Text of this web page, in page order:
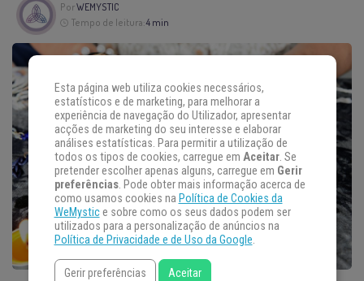
PorWEMYSTIC
Tempo de leitura:4 min
Esta página web utiliza cookies necessários,
estatísticos e de marketing, para melhorar a
experiência de navegação do Utilizador, apresentar
acções de marketing do seu interesse e elaborar
análises estatísticas. Para permitir a utilização de
todos os tipos de cookies, carregue em Aceitar. Se
pretender escolher apenas alguns, carregue em Gerir
preferências. Pode obter mais informação acerca de
como usamos cookies na Política de Cookies da
WeMystice sobre como os seus dados podem ser
utilizados para a personalização de anúncios na
Política de Privacidade e de Uso da Google.
Gerir preferências Aceitar